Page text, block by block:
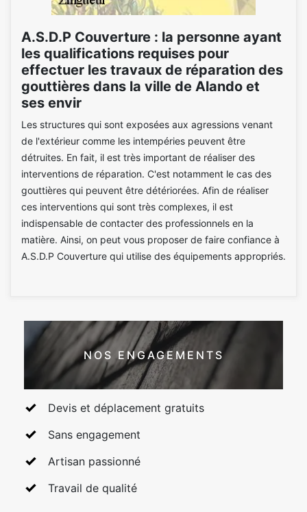
A.S.D.P Couverture : la personne ayant
les qualifications requises pour
effectuer les travaux de réparation des
gouttières dans la ville de Alando et
ses envir
Les structures qui sont exposées aux agressions venant
de l'extérieur comme les intempéries peuvent être
détruites. En fait, il est très important de réaliser des
interventions de réparation. C'est notamment le cas des
gouttières qui peuvent être détériorées. Afin de réaliser
ces interventions qui sont très complexes, il est
indispensable de contacter des professionnels en la
matière. Ainsi, on peut vous proposer de faire confiance à
A.S.D.P Couverture qui utilise des équipements appropriés.
NOS ENGAGEMENTS
Devis et déplacement gratuits
Sans engagement
Artisan passionné
Travail de qualité